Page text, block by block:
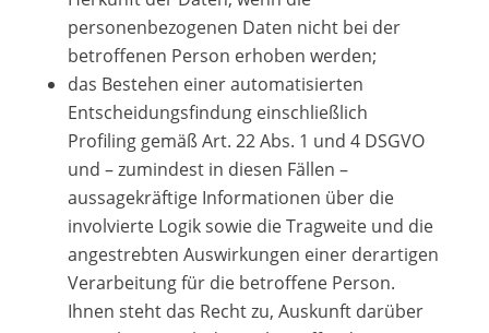
personenbezogenen Daten nicht bei der
betroffenen Person erhoben werden;
das Bestehen einer automatisierten
Entscheidungsfindung einschließlich
Profiling gemäß Art. 22 Abs. 1 und 4 DSGVO
und – zumindest in diesen Fällen –
aussagekräftige Informationen über die
involvierte Logik sowie die Tragweite und die
angestrebten Auswirkungen einer derartigen
Verarbeitung für die betroffene Person.
Ihnen steht das Recht zu, Auskunft darüber